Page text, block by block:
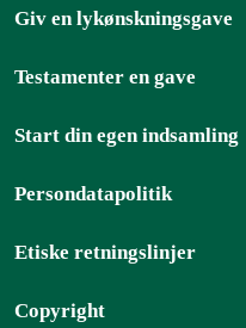
Giv en lykønskningsgave
Testamenter en gave
Start din egen indsamling
Persondatapolitik
Etiske retningslinjer
Copyright